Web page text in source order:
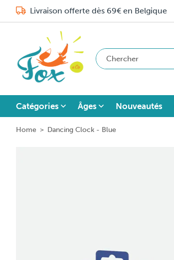
Livraison offerte dès 69€ en Belgique
Catégories Âges Nouveautés
Home > Dancing Clock - Blue